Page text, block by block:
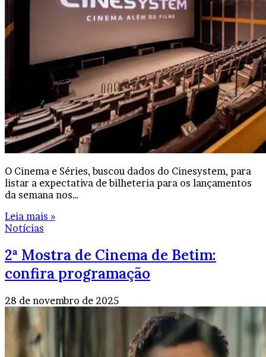
O Cinema e Séries, buscou dados do Cinesystem, para
listar a expectativa de bilheteria para os lançamentos
da semana nos…
Leia mais »
Notícias
2ª Mostra de Cinema de Betim:
confira programação
28 de novembro de 2025